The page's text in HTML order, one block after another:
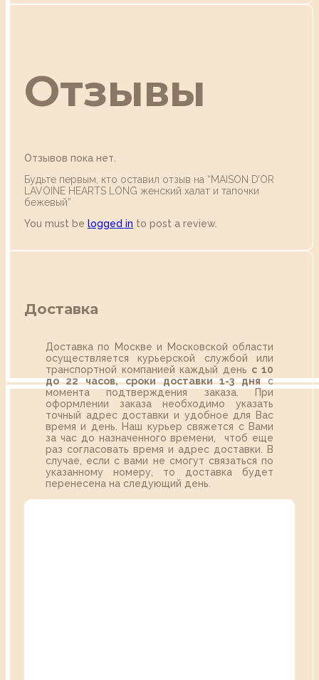
Отзывы
Отзывов пока нет.
Будьте первым, кто оставил отзыв на “MAISON D’OR
LAVOINE HEARTS LONG женский халат и тапочки
бежевый”
You must be logged in to post a review.
Доставка
Доставка по Москве и Московской области
осуществляется курьерской службой или
транспортной компанией каждый день с 10
до 22 часов,
сроки доставки 1-3 дняс
момента подтверждения заказа. При
оформлении заказа необходимо указать
точный адрес доставки и удобное для Вас
время и день. Наш курьер свяжется с Вами
за час до назначенного времени, чтоб еще
раз согласовать время и адрес доставки. В
случае, если с вами не смогут связаться по
указанному номеру, то доставка будет
перенесена на следующий день.